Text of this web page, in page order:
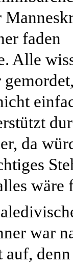
faden
Alle
da
wäre
war